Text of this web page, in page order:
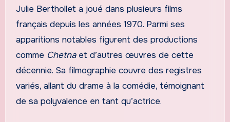
Julie Berthollet a joué dans plusieurs films
français depuis les années 1970. Parmi ses
apparitions notables figurent des productions
comme Chetnaet d’autres œuvres de cette
décennie. Sa filmographie couvre des registres
variés, allant du drame à la comédie, témoignant
de sa polyvalence en tant qu’actrice.